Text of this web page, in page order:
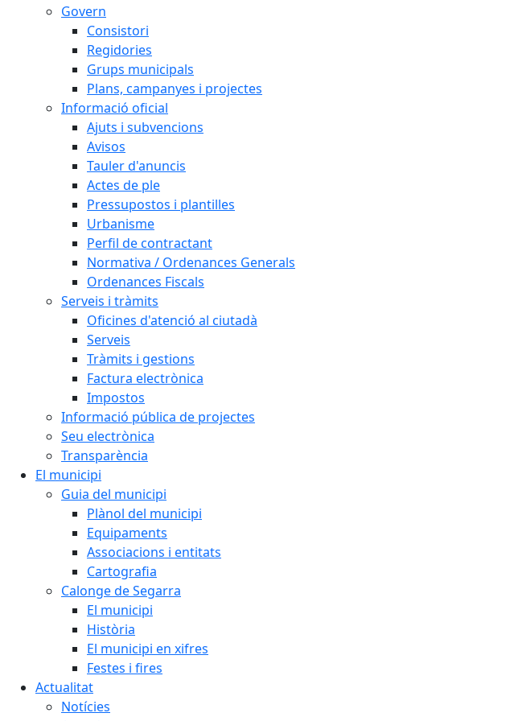
Govern
Consistori
Regidories
Grups municipals
Plans, campanyes i projectes
Informació oficial
Ajuts i subvencions
Avisos
Tauler d'anuncis
Actes de ple
Pressupostos i plantilles
Urbanisme
Perfil de contractant
Normativa / Ordenances Generals
Ordenances Fiscals
Serveis i tràmits
Oficines d'atenció al ciutadà
Serveis
Tràmits i gestions
Factura electrònica
Impostos
Informació pública de projectes
Seu electrònica
Transparència
El municipi
Guia del municipi
Plànol del municipi
Equipaments
Associacions i entitats
Cartografia
Calonge de Segarra
El municipi
Història
El municipi en xifres
Festes i fires
Actualitat
Notícies